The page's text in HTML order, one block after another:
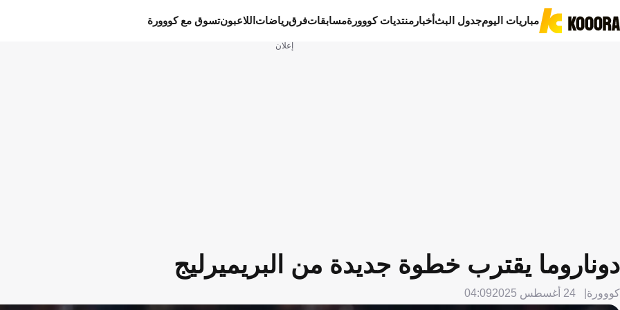
مباريات اليومجدول البثأخبار منتديات كووورةمسابقاتفرقرياضات اللاعبونتسوق مع كووورة
إعلان
دوناروما يقترب خطوة جديدة من البريميرليج
كووورة 24 أغسطس 2025 04:09